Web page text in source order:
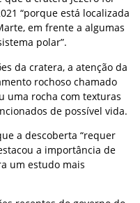
“porque está localizada
em frente a algumas
polar”.
da cratera, a atenção da
rochoso chamado
uma rocha com texturas
de possível vida.
a descoberta “requer
a importância de
um estudo mais